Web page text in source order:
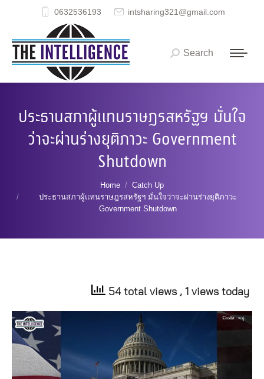
0632536193 intsharing321@gmail.com
Search:
Search
ประธานสภาผู้แทนราษฎรสหรัฐฯ มั่นใจ
ว่าจะผ่านร่างยุติภาวะ Government
Shutdown
Home
Catch Up
ประธานสภาผู้แทนราษฎรสหรัฐฯ มั่นใจว่าจะผ่านร่างยุติภาวะ
Government Shutdown
54 total views , 1 views today